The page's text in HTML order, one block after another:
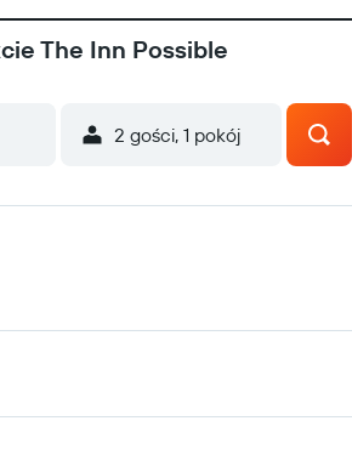
The Inn Possible
2 gości, 1 pokój